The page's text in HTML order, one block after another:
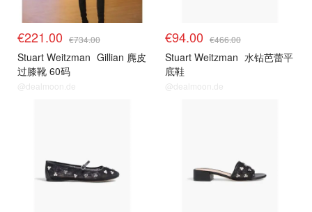
€221.00 €734.00
Stuart Weitzman Gillian 麂皮
过膝靴 60码
@dealmoon.de
€94.00 €466.00
Stuart Weitzman 水钻芭蕾平
底鞋
@dealmoon.de